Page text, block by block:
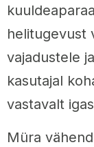
helitugevust
vajadustele
kasutajal
vastavalt
Müra